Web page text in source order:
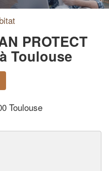
PROTECT
à Toulouse
Toulouse